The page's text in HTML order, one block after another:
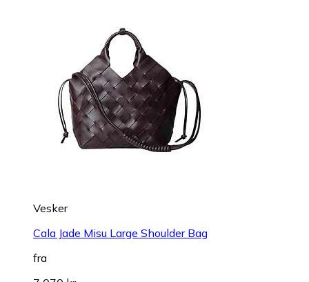
Vesker
Cala Jade Misu Large Shoulder Bag
fra